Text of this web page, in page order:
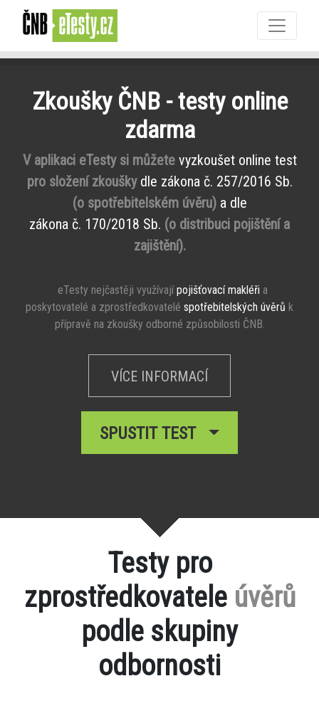
Zkoušky ČNB - testy online
zdarma
V aplikaci eTesty si můžetevyzkoušet online test
pro složení zkoušky dle zákona č. 257/2016 Sb.
(o spotřebitelském úvěru)a dle
zákona č. 170/2018 Sb. (o distribuci pojištění a
zajištění).
eTesty nejčastěji využívajípojišťovací makléři a
poskytovatelé a zprostředkovatelé spotřebitelských úvěrů k
přípravě na zkoušky odborné způsobilosti ČNB.
VÍCE INFORMACÍ
SPUSTIT TEST
Testy pro
zprostředkovatele úvěrů
podle skupiny
odbornosti